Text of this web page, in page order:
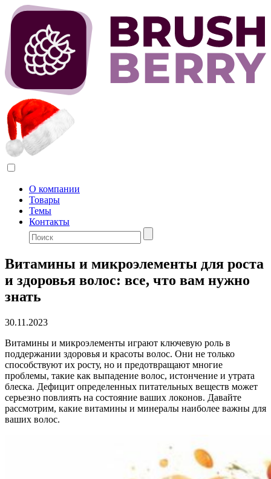
О компании
Товары
Темы
Контакты
Витамины и микроэлементы для роста
и здоровья волос: все, что вам нужно
знать
30.11.2023
Витамины и микроэлементы играют ключевую роль в
поддержании здоровья и красоты волос. Они не только
способствуют их росту, но и предотвращают многие
проблемы, такие как выпадение волос, истончение и утрата
блеска. Дефицит определенных питательных веществ может
серьезно повлиять на состояние ваших локонов. Давайте
рассмотрим, какие витамины и минералы наиболее важны для
ваших волос.